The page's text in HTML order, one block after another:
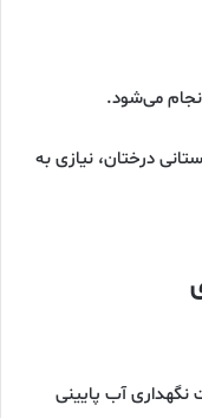
می‌شود.
درختان، نیازی به
آب پایینی